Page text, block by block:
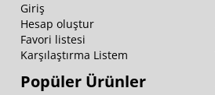
Giriş
Hesap oluştur
Favori listesi
Karşılaştırma Listem
Popüler Ürünler